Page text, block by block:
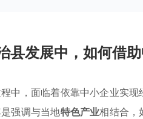
县发展中，如何借
中，面临着依靠中小企业实
强调与当地特色产业相结合，